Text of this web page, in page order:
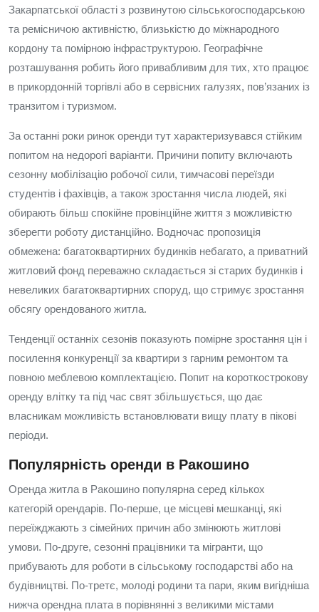
Закарпатської області з розвинутою сільськогосподарською
та ремісничою активністю, близькістю до міжнародного
кордону та помірною інфраструктурою. Географічне
розташування робить його привабливим для тих, хто працює
в прикордонній торгівлі або в сервісних галузях, пов’язаних із
транзитом і туризмом.
За останні роки ринок оренди тут характеризувався стійким
попитом на недорогі варіанти. Причини попиту включають
сезонну мобілізацію робочої сили, тимчасові переїзди
студентів і фахівців, а також зростання числа людей, які
обирають більш спокійне провінційне життя з можливістю
зберегти роботу дистанційно. Водночас пропозиція
обмежена: багатоквартирних будинків небагато, а приватний
житловий фонд переважно складається зі старих будинків і
невеликих багатоквартирних споруд, що стримує зростання
обсягу орендованого житла.
Тенденції останніх сезонів показують помірне зростання цін і
посилення конкуренції за квартири з гарним ремонтом та
повною меблевою комплектацією. Попит на короткострокову
оренду влітку та під час свят збільшується, що дає
власникам можливість встановлювати вищу плату в пікові
періоди.
Популярність оренди в Ракошино
Оренда житла в Ракошино популярна серед кількох
категорій орендарів. По-перше, це місцеві мешканці, які
переїжджають з сімейних причин або змінюють житлові
умови. По-друге, сезонні працівники та мігранти, що
прибувають для роботи в сільському господарстві або на
будівництві. По-третє, молоді родини та пари, яким вигідніша
нижча орендна плата в порівнянні з великими містами